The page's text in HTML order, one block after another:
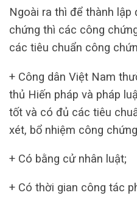
Ngoài ra thì để thành
chứng thì các công
các tiêu chuẩn công
+ Công dân Việt Nam
thủ Hiến pháp và pháp
tốt và có đủ các tiêu
xét, bổ nhiệm công
+ Có bằng cử nhân luật;
+ Có thời gian công tác